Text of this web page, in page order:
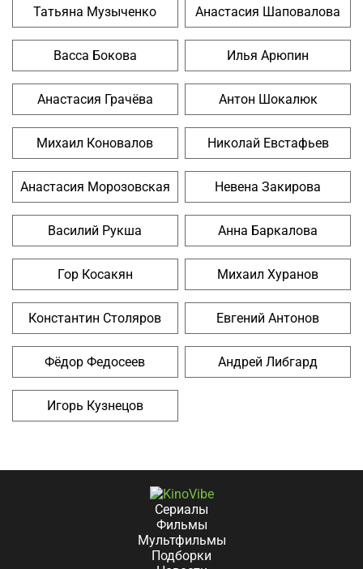
Татьяна Музыченко Анастасия Шаповалова
Васса Бокова Илья Арюпин
Анастасия Грачёва Антон Шокалюк
Михаил Коновалов Николай Евстафьев
Анастасия Морозовская Невена Закирова
Василий Рукша Анна Баркалова
Гор Косакян Михаил Хуранов
Константин Столяров Евгений Антонов
Фёдор Федосеев Андрей Либгард
Игорь Кузнецов
Сериалы
Фильмы
Мультфильмы
Подборки